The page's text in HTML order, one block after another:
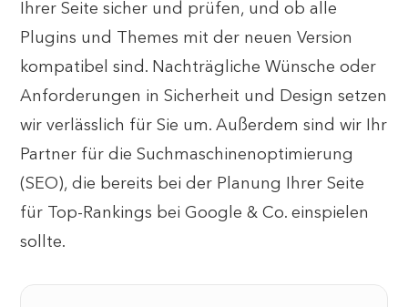
Ihrer Seite sicher und prüfen, und ob alle
Plugins und Themes mit der neuen Version
kompatibel sind. Nachträgliche Wünsche oder
Anforderungen in Sicherheit und Design setzen
wir verlässlich für Sie um. Außerdem sind wir Ihr
Partner für die Suchmaschinenoptimierung
(SEO), die bereits bei der Planung Ihrer Seite
für Top-Rankings bei Google & Co. einspielen
sollte.